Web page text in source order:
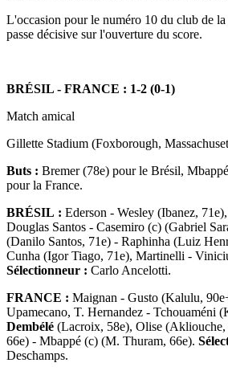
L'occasion pour le numéro 10 du club de
passe décisive sur l'ouverture du score.
BRÉSIL - FRANCE : 1-2 (0-1)
Match amical
Gillette Stadium (Foxborough,
Buts : Bremer (78e) pour le Brésil,
pour la France.
BRÉSIL : Ederson - Wesley (Ibanez,
Douglas Santos - Casemiro (c) (Gabriel
(Danilo Santos, 71e) - Raphinha (Luiz
Cunha (Igor Tiago, 71e), Martinelli -
Sélectionneur : Carlo Ancelotti.
FRANCE : Maignan - Gusto (Kalulu,
Upamecano, T. Hernandez - Tchouaméni
Dembélé (Lacroix, 58e), Olise
66e) - Mbappé (c) (M. Thuram, 66e).
Deschamps.